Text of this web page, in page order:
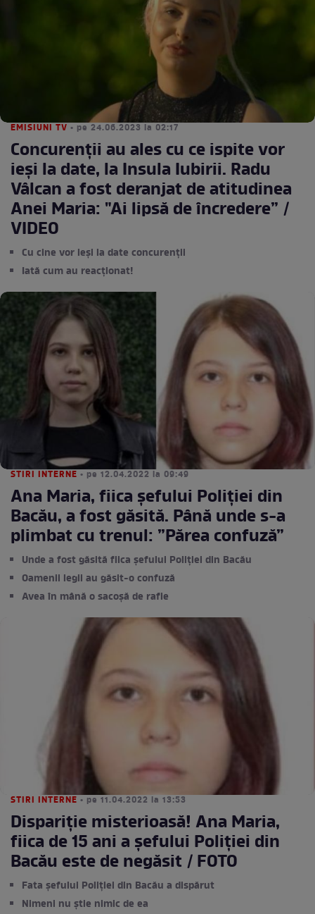
EMISIUNI TV • pe 24.06.2023 la 02:17
Concurenții au ales cu ce ispite vor
ieși la date, la Insula Iubirii. Radu
Vâlcan a fost deranjat de atitudinea
Anei Maria: "Ai lipsă de încredere” /
VIDEO
Cu cine vor ieși la date concurenții
Iată cum au reacționat!
STIRI INTERNE • pe 12.04.2022 la 09:49
Ana Maria, fiica șefului Poliției din
Bacău, a fost găsită. Până unde s-a
plimbat cu trenul: ”Părea confuză”
Unde a fost găsită fiica șefului Poliției din Bacău
Oamenii legii au găsit-o confuză
Avea în mână o sacoșă de rafie
STIRI INTERNE • pe 11.04.2022 la 13:53
Dispariție misterioasă! Ana Maria,
fiica de 15 ani a șefului Poliției din
Bacău este de negăsit / FOTO
Fata șefului Poliției din Bacău a dispărut
Nimeni nu știe nimic de ea